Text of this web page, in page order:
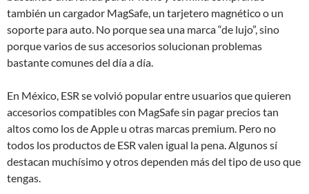
también un cargador MagSafe, un tarjetero magnético o un
soporte para auto. No porque sea una marca “de lujo”, sino
porque varios de sus accesorios solucionan problemas
bastante comunes del día a día.
En México, ESR se volvió popular entre usuarios que quieren
accesorios compatibles con MagSafe sin pagar precios tan
altos como los de Apple u otras marcas premium. Pero no
todos los productos de ESR valen igual la pena. Algunos sí
destacan muchísimo y otros dependen más del tipo de uso que
tengas.